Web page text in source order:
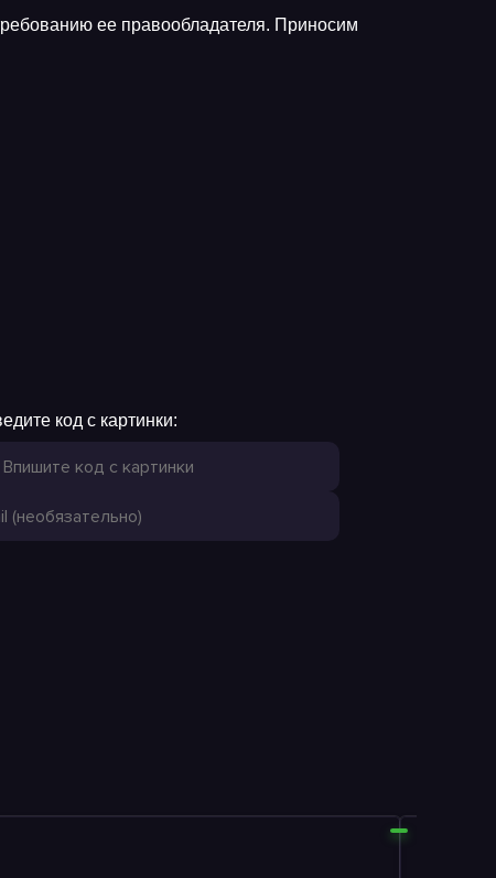
ее правообладателя. Приносим
код с картинки: